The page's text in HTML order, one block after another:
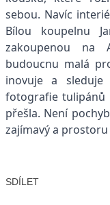
sebou. Navíc
Bílou koupelnu
zakoupenou na
budoucnu malá
inovuje a
fotografie tulipánů
přešla. Není
zajímavý a
SDÍLET